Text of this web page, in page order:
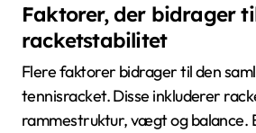
Faktorer, der bidrager
racketstabilitet
Flere faktorer bidrager til den
tennisracket. Disse inkluderer
rammestruktur, vægt og balance.